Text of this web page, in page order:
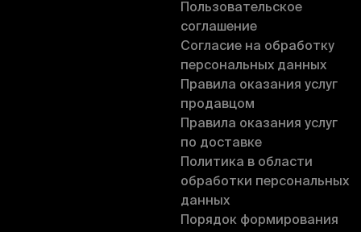
Пользовательское
соглашение
Согласие на обработку
персональных данных
Правила оказания услуг
продавцом
Правила оказания услуг
по доставке
Политика в области
обработки персональных
данных
Порядок формирования